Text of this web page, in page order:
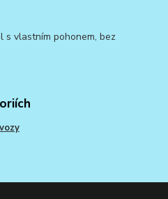
s vlastním pohonem, bez